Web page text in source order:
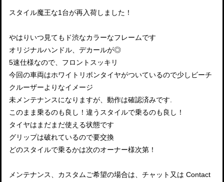
スタイル魔王な1台が再入荷しました！
やはりいつ見てもド渋なカラーなフレームです
オリジナルハンドル、デカールが◎
5速仕様なので、フロントスッキリ
今回の車両はホワイトリボンタイヤがついているので少しビーチ
クルーザーよりなイメージ
未メンテナンスになりますが、動作は確認済みです.
このまま乗るのも良し！違うスタイルで乗るのも良し！
タイヤはまだまだ使える状態です
グリップは破れているので要交換
どのスタイルで乗るかは次のオーナー様次第！
メンテナンス、カスタムご希望の場合は、チャット又は Contact